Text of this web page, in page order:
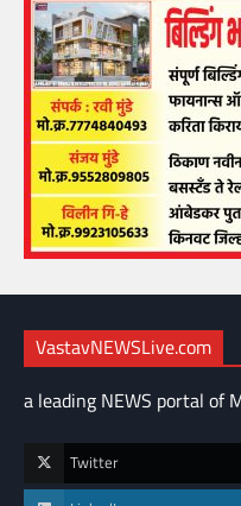
VastavNEWSLive.com
a leading NEWS portal of
Twitter